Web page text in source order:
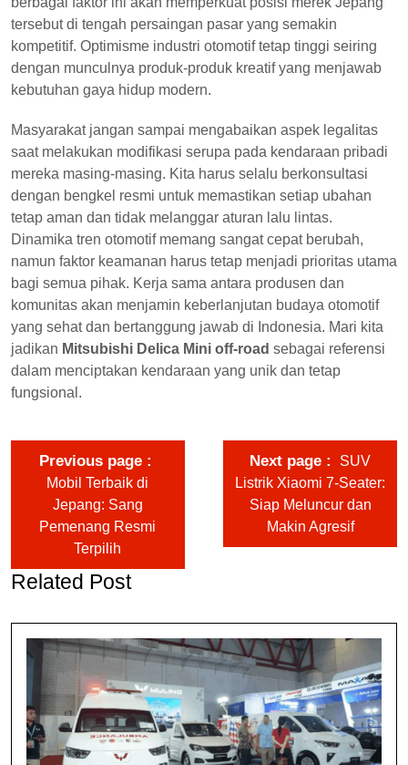
tersebut di tengah persaingan pasar yang semakin
kompetitif. Optimisme industri otomotif tetap tinggi seiring
dengan munculnya produk-produk kreatif yang menjawab
kebutuhan gaya hidup modern.
Masyarakat jangan sampai mengabaikan aspek legalitas
saat melakukan modifikasi serupa pada kendaraan pribadi
mereka masing-masing. Kita harus selalu berkonsultasi
dengan bengkel resmi untuk memastikan setiap ubahan
tetap aman dan tidak melanggar aturan lalu lintas.
Dinamika tren otomotif memang sangat cepat berubah,
namun faktor keamanan harus tetap menjadi prioritas utama
bagi semua pihak. Kerja sama antara produsen dan
komunitas akan menjamin keberlanjutan budaya otomotif
yang sehat dan bertanggung jawab di Indonesia. Mari kita
jadikan Mitsubishi Delica Mini off-road sebagai referensi
dalam menciptakan kendaraan yang unik dan tetap
fungsional.
Previous page
Mobil Terbaik di
Jepang: Sang
Pemenang Resmi
Terpilih
Next page
SUV
Listrik Xiaomi 7-Seater:
Siap Meluncur dan
Makin Agresif
Related Post